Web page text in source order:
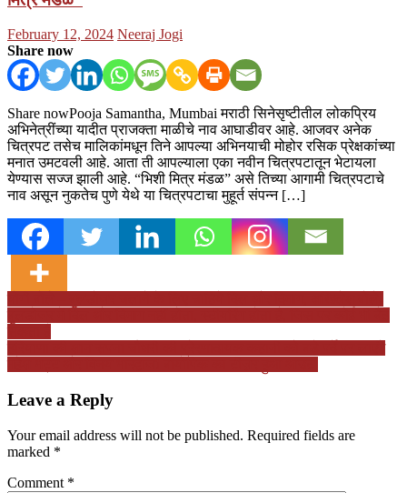
Posted
on
February 12, 2024 Author
Neeraj Jogi
Share now
Share nowPooja Samantha, Mumbai मराठी सिनेसृष्टीतील लोकप्रिय
अभिनेत्रींच्या यादीत प्राजक्ता माळीचे नाव आघाडीवर आहे. आजवर अनेक
चित्रपट तसेच मालिकांमधून तिने आपल्या अभिनयाची मोहोर रसिक प्रेक्षकांच्या
मनात उमटवली आहे. आता ती आपल्याला एका नवीन चित्रपटातून भेटायला
येण्यास सज्ज झाली आहे. “भिशी मित्र मंडळ” असे तिच्या आगामी चित्रपटाचे
नाव असून नुकतेच पुणे येथे या चित्रपटाचा मुहूर्त संपन्न […]
Post
navigation
Leave a Reply
Your email address will not be published. Required fields are
marked *
Comment *